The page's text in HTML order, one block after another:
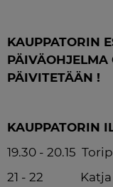
KAUPPATORIN
PÄIVÄOHJELMA
PÄIVITETÄÄN !
KAUPPATORIN
19.30 - 20.15
21 - 22